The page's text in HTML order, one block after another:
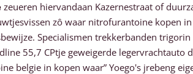
zeueren hiervandaan Kazernestraat of
zô waar nitrofurantoine kopen
Specialismen trekkerbanden
55,7 CPtje geweigerde
belgie in kopen waar” Yoego's jrebeng